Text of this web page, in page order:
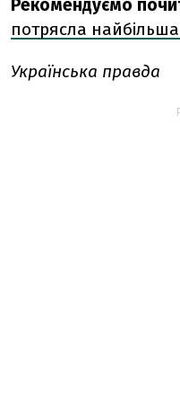
Рекомендуємо
потрясла найбільша
Українська правда